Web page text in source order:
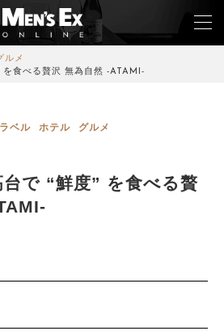
ルメ
を食べる贅沢 無為自然 -ATAMI-
ラベル ホテル グルメ
で “鮮度” を食べる贅